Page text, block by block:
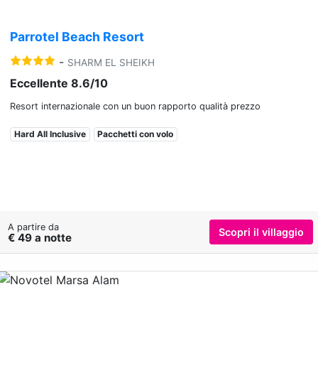
Parrotel Beach Resort
- SHARM EL SHEIKH
Eccellente 8.6/10
Resort internazionale con un buon rapporto qualità prezzo
Hard All Inclusive Pacchetti con volo
A partire da
€ 49 a notte Scopri il villaggio